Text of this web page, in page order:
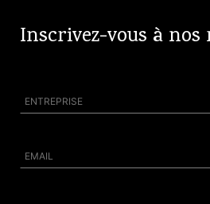
Inscrivez-vous à nos